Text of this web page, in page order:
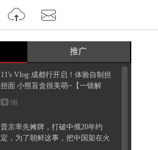
推广
11's Vlog·成都行开启！体验自制担
担面 小熊盲盒很美萌~【一镜解
锁...
98
普京率先摊牌，打破中俄20年约
定，为了朝鲜这事，把中国架在火